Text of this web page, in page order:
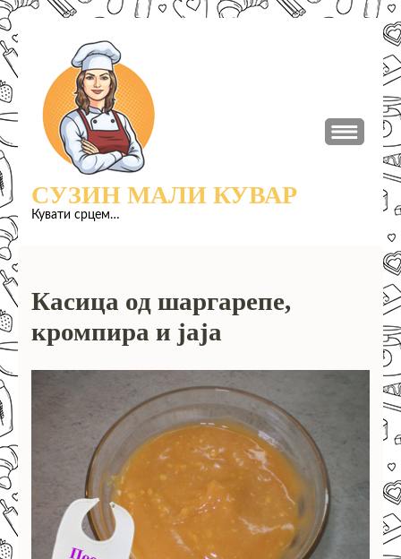
до
садржаја
(притисни
Ентер)
СУЗИН МАЛИ КУВАР
Кувати срцем…
Касица од шаргарепе,
кромпира и јаја